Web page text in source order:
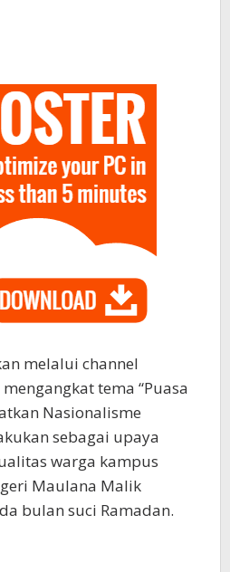
melalui channel
tema “Puasa
Nasionalisme
sebagai upaya
warga kampus
Maulana Malik
bulan suci Ramadan.